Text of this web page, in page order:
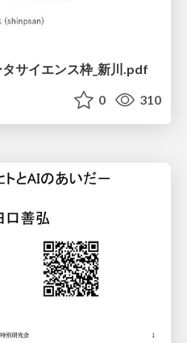
サイエンス枠_新川.pdf
0 310